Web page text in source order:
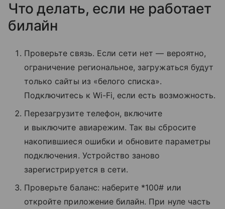
Что делать, если не работает
билайн
Проверьте связь. Если сети нет — вероятно,
ограничение региональное, загружаться будут
только сайты из «белого списка».
Подключитесь к Wi-Fi, если есть возможность.
Перезагрузите телефон, включите
и выключите авиарежим. Так вы сбросите
накопившиеся ошибки и обновите параметры
подключения. Устройство заново
зарегистрируется в сети.
Проверьте баланс: наберите *100# или
откройте приложение билайн. При нуле часть